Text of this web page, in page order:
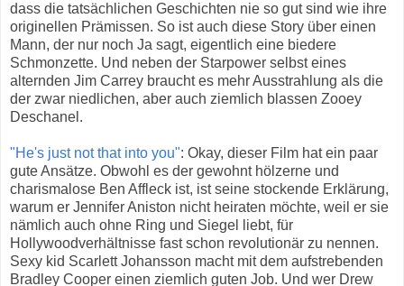
dass die tatsächlichen Geschichten nie so gut sind wie ihre
originellen Prämissen. So ist auch diese Story über einen
Mann, der nur noch Ja sagt, eigentlich eine biedere
Schmonzette. Und neben der Starpower selbst eines
alternden Jim Carrey braucht es mehr Ausstrahlung als die
der zwar niedlichen, aber auch ziemlich blassen Zooey
Deschanel.
"He's just not that into you": Okay, dieser Film hat ein paar
gute Ansätze. Obwohl es der gewohnt hölzerne und
charismalose Ben Affleck ist, ist seine stockende Erklärung,
warum er Jennifer Aniston nicht heiraten möchte, weil er sie
nämlich auch ohne Ring und Siegel liebt, für
Hollywoodverhältnisse fast schon revolutionär zu nennen.
Sexy kid Scarlett Johansson macht mit dem aufstrebenden
Bradley Cooper einen ziemlich guten Job. Und wer Drew